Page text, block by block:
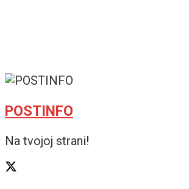
POSTINFO
Na tvojoj strani!